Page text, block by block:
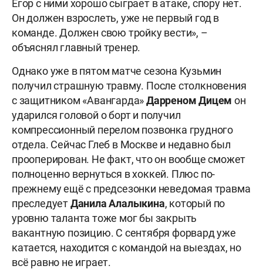
Егор с ними хорошо сыграет в атаке, спору нет.
Он должен взрослеть, уже не первый год в
команде. Должен свою тройку вести», –
объяснял главный тренер.
Однако уже в пятом матче сезона Кузьмин
получил страшную травму. После столкновения
с защитником «Авангарда»Дарреном Дицем он
ударился головой о борт и получил
компрессионный перелом позвонка грудного
отдела. Сейчас Глеб в Москве и недавно был
прооперирован. Не факт, что он вообще сможет
полноценно вернуться в хоккей. Плюс по-
прежнему ещё с предсезонки неведомая травма
преследуетДанила Алалыкина, который по
уровню таланта тоже мог бы закрыть
вакантную позицию. С сентября форвард уже
катается, находится с командой на выездах, но
всё равно не играет.